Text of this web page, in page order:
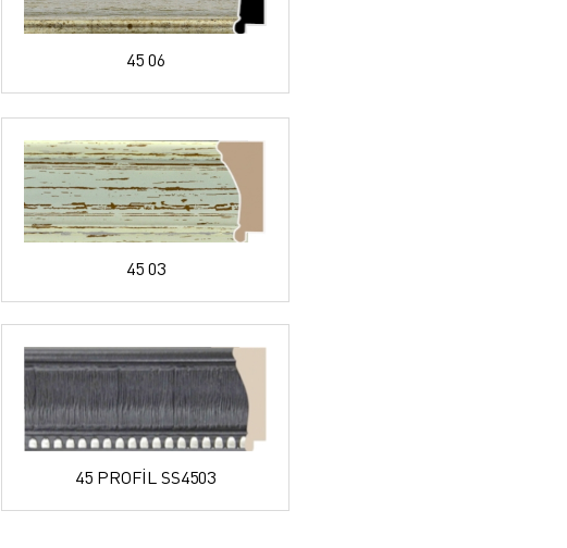
45 06
45 03
45 PROFİL SS4503